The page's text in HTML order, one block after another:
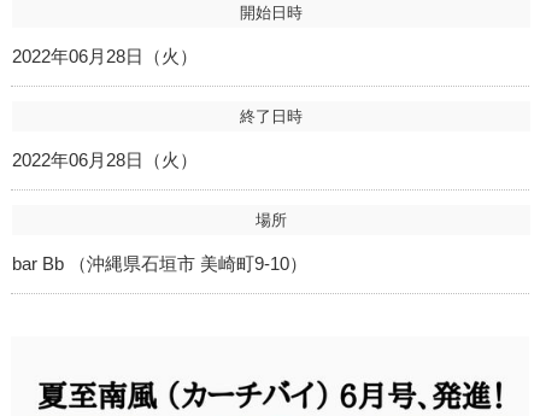
開始日時
2022年06月28日（火）
終了日時
2022年06月28日（火）
場所
bar Bb （沖縄県石垣市 美崎町9-10）